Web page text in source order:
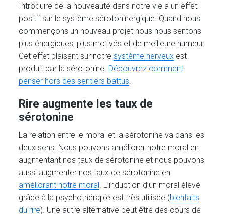
Introduire de la nouveauté dans notre vie a un effet
positif sur le système sérotoninergique. Quand nous
commençons un nouveau projet nous nous sentons
plus énergiques, plus motivés et de meilleure humeur.
Cet effet plaisant sur notresystème nerveux est
produit par la sérotonine. Découvrez comment
penser hors des sentiers battus
Rire augmente les taux de
sérotonine
La relation entre le moral et la sérotonine va dans les
deux sens. Nous pouvons améliorer notre moral en
augmentant nos taux de sérotonine et nous pouvons
aussi augmenter nos taux de sérotonine en
améliorant notre moral . L’induction d’un moral élevé
grâce à la psychothérapie est très utilisée (bienfaits
du rire). Une autre alternative peut être des cours de